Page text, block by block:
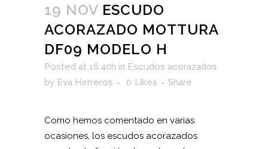
19 NOV ESCUDO
ACORAZADO MOTTURA
DF09 MODELO H
Posted at 16:40h in Escudos acorazados
by Eva Herreros 0 Likes Share
Como hemos comentado en varias
ocasiones, los escudos acorazados